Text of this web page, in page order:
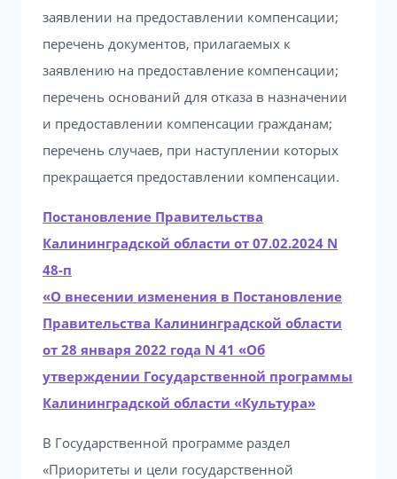
заявлении на предоставлении компенсации;
перечень документов, прилагаемых к
заявлению на предоставление компенсации;
перечень оснований для отказа в назначении
и предоставлении компенсации гражданам;
перечень случаев, при наступлении которых
прекращается предоставлении компенсации.
Постановление Правительства
Калининградской области от 07.02.2024 N
48-п
«О внесении изменения в Постановление
Правительства Калининградской области
от 28 января 2022 года N 41 «Об
утверждении Государственной программы
Калининградской области «Культура»
В Государственной программе раздел
«Приоритеты и цели государственной